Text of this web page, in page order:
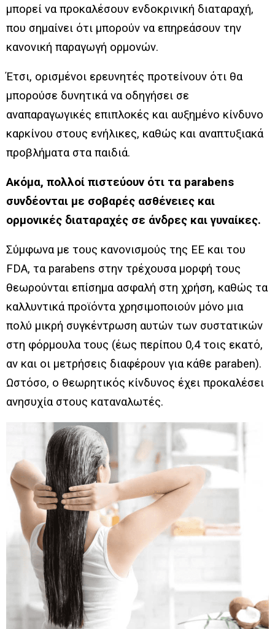
μπορεί να προκαλέσουν ενδοκρινική διαταραχή,
που σημαίνει ότι μπορούν να επηρεάσουν την
κανονική παραγωγή ορμονών.
Έτσι, ορισμένοι ερευνητές προτείνουν ότι θα
μπορούσε δυνητικά να οδηγήσει σε
αναπαραγωγικές επιπλοκές και αυξημένο κίνδυνο
καρκίνου στους ενήλικες, καθώς και αναπτυξιακά
προβλήματα στα παιδιά.
Ακόμα, πολλοί πιστεύουν ότι τα parabens
συνδέονται με σοβαρές ασθένειες και
ορμονικές διαταραχές σε άνδρες και γυναίκες.
Σύμφωνα με τους κανονισμούς της ΕΕ και του
FDA, τα parabens στην τρέχουσα μορφή τους
θεωρούνται επίσημα ασφαλή στη χρήση, καθώς τα
καλλυντικά προϊόντα χρησιμοποιούν μόνο μια
πολύ μικρή συγκέντρωση αυτών των συστατικών
στη φόρμουλα τους (έως περίπου 0,4 τοις εκατό,
αν και οι μετρήσεις διαφέρουν για κάθε paraben).
Ωστόσο, ο θεωρητικός κίνδυνος έχει προκαλέσει
ανησυχία στους καταναλωτές.